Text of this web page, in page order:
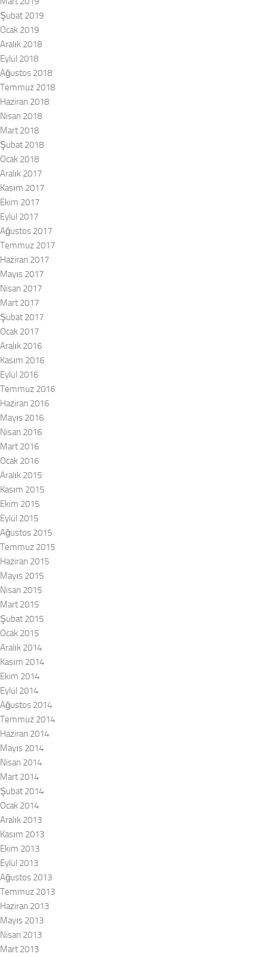
Şubat 2019
Ocak 2019
Aralık 2018
Eylül 2018
Ağustos 2018
Temmuz 2018
Haziran 2018
Nisan 2018
Mart 2018
Şubat 2018
Ocak 2018
Aralık 2017
Kasım 2017
Ekim 2017
Eylül 2017
Ağustos 2017
Temmuz 2017
Haziran 2017
Mayıs 2017
Nisan 2017
Mart 2017
Şubat 2017
Ocak 2017
Aralık 2016
Kasım 2016
Eylül 2016
Temmuz 2016
Haziran 2016
Mayıs 2016
Nisan 2016
Mart 2016
Ocak 2016
Aralık 2015
Kasım 2015
Ekim 2015
Eylül 2015
Ağustos 2015
Temmuz 2015
Haziran 2015
Mayıs 2015
Nisan 2015
Mart 2015
Şubat 2015
Ocak 2015
Aralık 2014
Kasım 2014
Ekim 2014
Eylül 2014
Ağustos 2014
Temmuz 2014
Haziran 2014
Mayıs 2014
Nisan 2014
Mart 2014
Şubat 2014
Ocak 2014
Aralık 2013
Kasım 2013
Ekim 2013
Eylül 2013
Ağustos 2013
Temmuz 2013
Haziran 2013
Mayıs 2013
Nisan 2013
Mart 2013